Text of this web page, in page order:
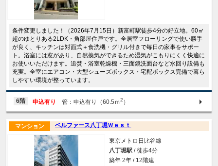
条件変更しました！（2026年7月15日）新富町駅徒歩4分の好立地。60㎡
超のゆとりある2LDK・角部屋住戸です。全居室フローリングで使い勝手
が良く、キッチンは対面式＋食洗機・グリル付きで毎日の家事をサポー
ト。浴室には窓があり、自然換気ができるため湿気がこもりにくく快適に
お使いいただけます。追焚・浴室乾燥機・三面鏡洗面台など水回り設備も
充実。全室にエアコン・大型シューズボックス・宅配ボックス完備で暮ら
しやすい環境が整っています。
6階 申込有り 管：申込有り（60.5ｍ2 ）
ベルファース八丁堀Ｗｅｓｔ
マンション
東京メトロ日比谷線
八丁堀駅 / 徒歩4分
築年 2年 / 12階建